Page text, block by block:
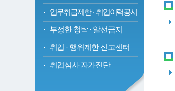
업무취급제한 · 취업이력공시
부정한 청탁 · 알선금지
취업 · 행위제한 신고센터
취업심사 자가진단